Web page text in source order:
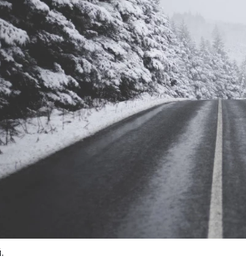
Ищем новые
«Жилищной
Гатилов — о том,
оставаться на
штормит
СТРОИТЕЛЬСТВО